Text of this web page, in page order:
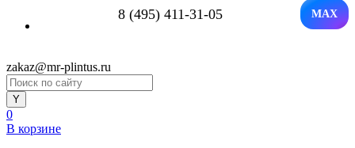
8 (495) 411-31-05 MAX
zakaz@mr-plintus.ru
0
В корзине